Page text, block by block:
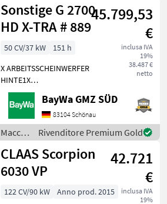
Sonstige G 2700
HD X-TRA # 889
45.799,53
€
inclusa IVA
19%
38.487 €
netto
50 CV/37 kW
151 h
X ARBEITSSCHEINWERFER
HINTE1X
ARBEITSSCHEINWERFER
VORNE1X
HECKGEWICHTSPLATTE 62
KG1X
HYDRAULIKKREISLAUF
DPPPEL31X15.50-15
SKIDDATENBESCHEINIGUNG
BRD 20 KMDRUCKFREIER
BayWa GMZ SÜD
83104 Schönau
Macchine
edili /
Sonstige
Rivenditore Premium Gold
CLAAS Scorpion
6030 VP
42.721
€
inclusa IVA
19%
122 CV/90 kW
Anno prod. 2015